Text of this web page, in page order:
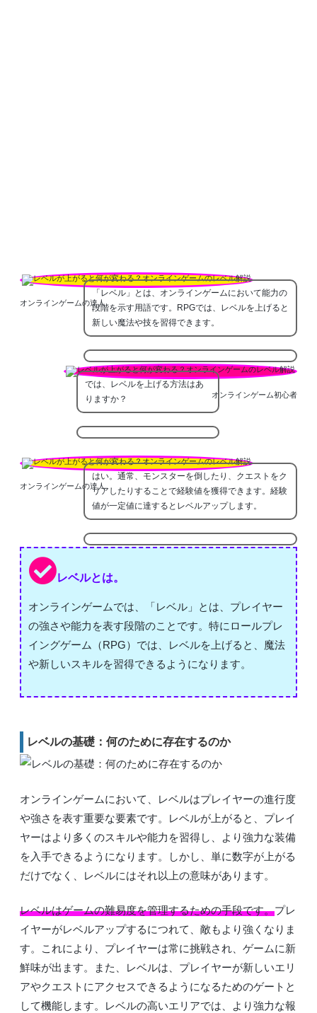
オンラインゲームの達人
「レベル」とは、オンラインゲームにおいて能力の
段階を示す用語です。RPGでは、レベルを上げると
新しい魔法や技を習得できます。
オンラインゲーム初心者
では、レベルを上げる方法はあ
りますか？
オンラインゲームの達人
はい。通常、モンスターを倒したり、クエストをク
リアしたりすることで経験値を獲得できます。経験
値が一定値に達するとレベルアップします。
レベルとは。
オンラインゲームでは、「レベル」とは、プレイヤー
の強さや能力を表す段階のことです。特にロールプレ
イングゲーム（RPG）では、レベルを上げると、魔法
や新しいスキルを習得できるようになります。
レベルの基礎：何のために存在するのか
オンラインゲームにおいて、レベルはプレイヤーの進行度
や強さを表す重要な要素です。レベルが上がると、プレイ
ヤーはより多くのスキルや能力を習得し、より強力な装備
を入手できるようになります。しかし、単に数字が上がる
だけでなく、レベルにはそれ以上の意味があります。
レベルはゲームの難易度を管理するための手段です。プレ
イヤーがレベルアップするにつれて、敵もより強くなりま
す。これにより、プレイヤーは常に挑戦され、ゲームに新
鮮味が出ます。また、レベルは、プレイヤーが新しいエリ
アやクエストにアクセスできるようになるためのゲートと
して機能します。レベルの高いエリアでは、より強力な報